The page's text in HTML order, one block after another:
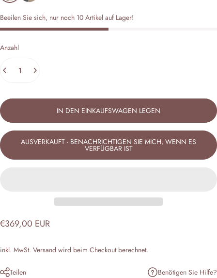
Beeilen Sie sich, nur noch 10 Artikel auf Lager!
Anzahl
IN DEN EINKAUFSWAGEN LEGEN
AUSVERKAUFT - BENACHRICHTIGEN SIE MICH, WENN ES
VERFÜGBAR IST
€369,00 EUR
inkl. MwSt. Versand wird beim Checkout berechnet.
Teilen Benötigen Sie Hilfe?